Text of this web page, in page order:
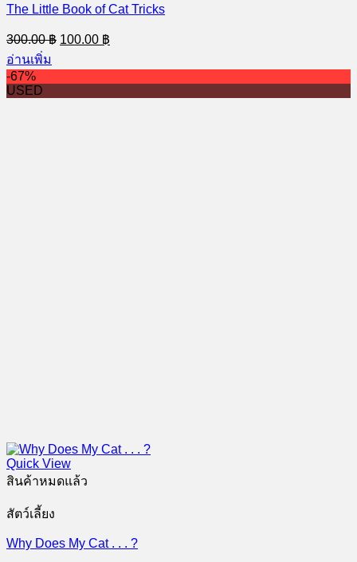
The Little Book of Cat Tricks
300.00฿ Original
price
300.00 ฿.
100.00 ฿
price
100.00 ฿.
อ่านเพิ่ม
-67%
USED
Quick View
สินค้าหมดแล้ว
สัตว์เลี้ยง
Why Does My Cat . . . ?